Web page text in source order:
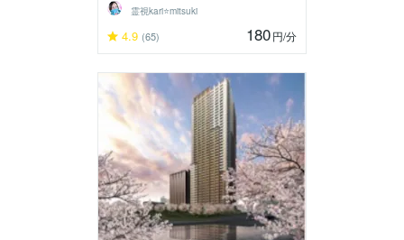
霊視kari⭐️mitsuki
4.9 (65) 180円/分